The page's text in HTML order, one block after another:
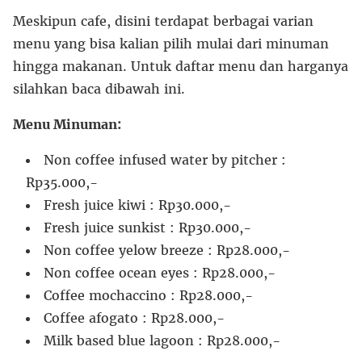
Meskipun cafe, disini terdapat berbagai varian
menu yang bisa kalian pilih mulai dari minuman
hingga makanan. Untuk daftar menu dan harganya
silahkan baca dibawah ini.
Menu Minuman:
Non coffee infused water by pitcher :
Rp35.000,-
Fresh juice kiwi : Rp30.000,-
Fresh juice sunkist : Rp30.000,-
Non coffee yelow breeze : Rp28.000,-
Non coffee ocean eyes : Rp28.000,-
Coffee mochaccino : Rp28.000,-
Coffee afogato : Rp28.000,-
Milk based blue lagoon : Rp28.000,-